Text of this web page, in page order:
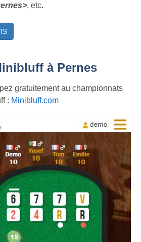
, etc.
à Pernes
gratuitement au championnats
: Minibluff.com